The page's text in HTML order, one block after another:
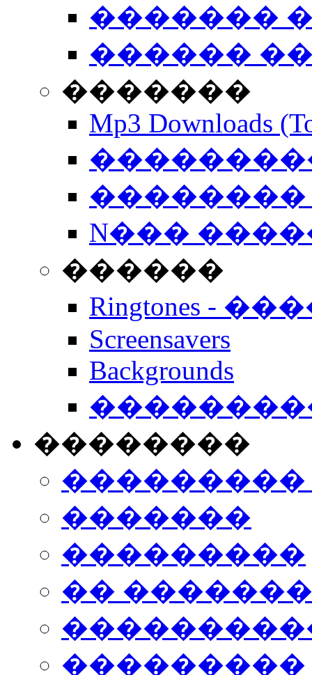
�������
������
�������
Mp3 Downloads
��������
N���
������
Ringtones -
Screensavers
Backgrounds
��������
���������
�������
���������
��
���������